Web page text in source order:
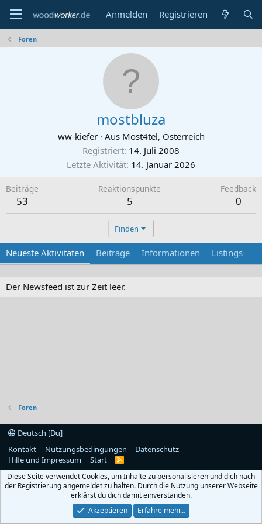
Anmelden Registrieren
Foren
mostbluza
ww-kiefer · Aus Most4tel, Österreich
Registriert 14. Juli 2008
Letzte Aktivität 14. Januar 2026
Beiträge
53
Reaktionspunkte
5
Feedback
0
Finden
Neueste Aktivitäten Beiträge Informationen Listings
Der Newsfeed ist zur Zeit leer.
Foren
Deutsch [Du]
Kontakt
Nutzungsbedingungen
Datenschutz
Hilfe und Impressum
Start
R
S
Diese Seite verwendet Cookies, um Inhalte zu personalisieren und dich nach
der Registrierung angemeldet zu halten. Durch die Nutzung unserer Webseite
erklärst du dich damit einverstanden.
Akzeptieren
Erfahre mehr…